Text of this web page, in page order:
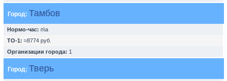
Город: Тамбов
Нормо-час: n\a
ТО-1: ≈8774 руб.
Организации города: 1
Город: Тверь